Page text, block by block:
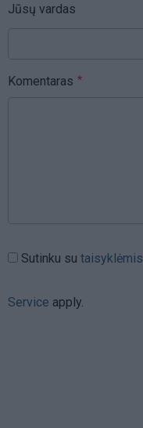
Jūsų vardas
Komentaras
Sutinku su taisyklėmis
Service apply.